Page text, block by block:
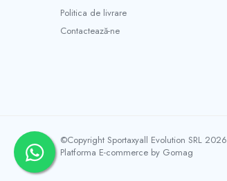
Politica de livrare
Contactează-ne
©Copyright Sportaxyall Evolution SRL 2026
Platforma E-commerce by Gomag